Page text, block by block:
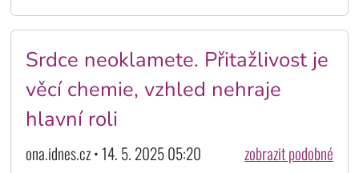
Srdce neoklamete. Přitažlivost je
věcí chemie, vzhled nehraje
hlavní roli
ona.idnes.cz • 14. 5. 2025 05:20 zobrazit podobné